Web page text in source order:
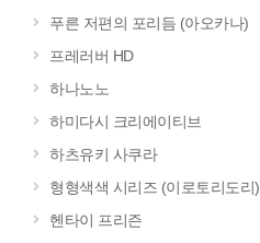
푸른 저편의 포리듬 (아오카나)
프레러버 HD
하나노노
하미다시 크리에이티브
하츠유키 사쿠라
형형색색 시리즈 (이로토리도리)
헨타이 프리즌